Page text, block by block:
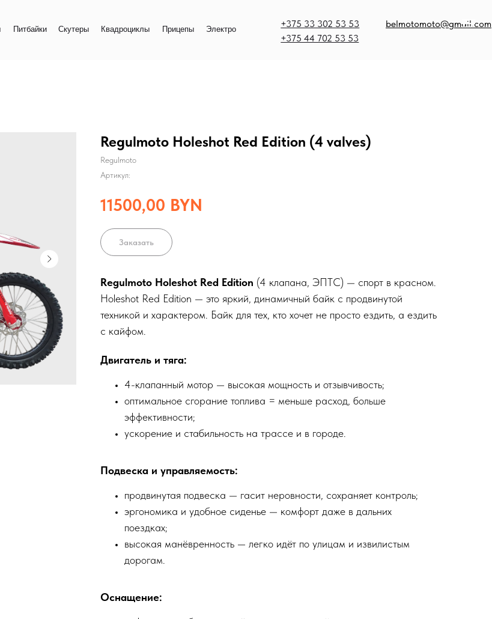
belmotomoto@gmail.com
+375 33 302 53 53
+375 44 702 53 53
Электро
Прицепы
Квадроциклы
Скутеры
Regulmoto Holeshot Red Edition (4 valves)
Regulmoto
Артикул:
11500,00 BYN
Заказать
Regulmoto Holeshot Red Edition (4 клапана, ЭПТС) — спорт в красном.
Holeshot Red Edition — это яркий, динамичный байк с продвинутой
техникой и характером. Байк для тех, кто хочет не просто ездить, а ездить
с кайфом.
Двигатель и тяга:
4-клапанный мотор — высокая мощность и отзывчивость;
оптимальное сгорание топлива = меньше расход, больше
эффективности;
ускорение и стабильность на трассе и в городе.
Подвеска и управляемость:
продвинутая подвеска — гасит неровности, сохраняет контроль;
эргономика и удобное сиденье — комфорт даже в дальних
поездках;
высокая манёвренность — легко идёт по улицам и извилистым
дорогам.
Оснащение: